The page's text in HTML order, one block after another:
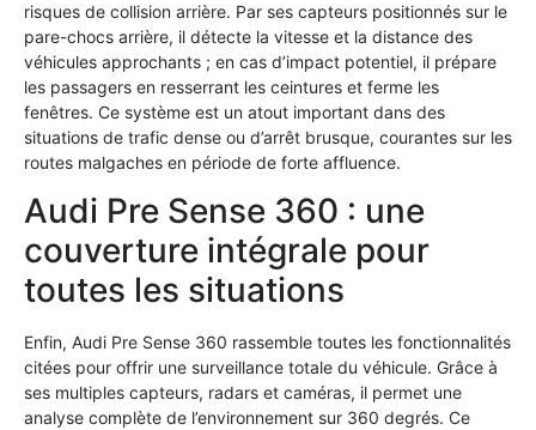
risques de collision arrière. Par ses capteurs positionnés sur le
pare-chocs arrière, il détecte la vitesse et la distance des
véhicules approchants ; en cas d’impact potentiel, il prépare
les passagers en resserrant les ceintures et ferme les
fenêtres. Ce système est un atout important dans des
situations de trafic dense ou d’arrêt brusque, courantes sur les
routes malgaches en période de forte affluence.
Audi Pre Sense 360 : une
couverture intégrale pour
toutes les situations
Enfin, Audi Pre Sense 360 rassemble toutes les fonctionnalités
citées pour offrir une surveillance totale du véhicule. Grâce à
ses multiples capteurs, radars et caméras, il permet une
analyse complète de l’environnement sur 360 degrés. Ce